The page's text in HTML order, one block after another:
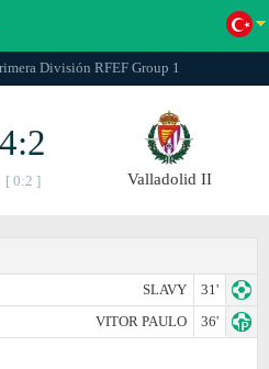
División RFEF Group 1
4:2
[ 0:2 ] Valladolid II
SLAVY
31'
VITOR PAULO
36'